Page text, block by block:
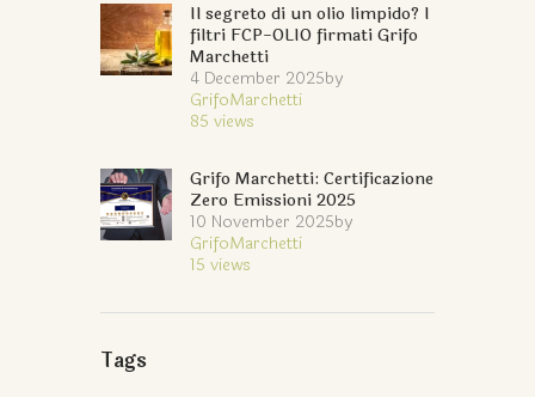
Il segreto di un olio limpido? I
filtri FCP-OLIO firmati Grifo
Marchetti
4 December 2025by
GrifoMarchetti
85 views
Grifo Marchetti: Certificazione
Zero Emissioni 2025
10 November 2025by
GrifoMarchetti
15 views
Tags